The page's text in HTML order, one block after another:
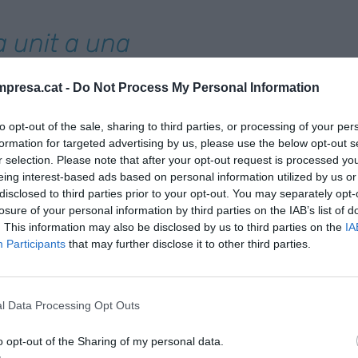
- Do Not Process My Personal Information
opt-out of the sale, sharing to third parties, or processing of your
for targeted advertising by us, please use the below opt-out
selection. Please note that after your opt-out request is processed
interest-based ads based on personal information utilized by us
to third parties prior to your opt-out. You may separately
of your personal information by third parties on the IAB’s list of
This information may also be disclosed by us to third parties on the
Participants that may further disclose it to other third parties.
Data Processing Opt Outs
opt-out of the Sharing of my personal data.
unit a una
europees
artificial
, presentada per laComissió Europeael mes
debat entre els responsables polítics, la
I l'auge de certes tècniques i conceptes
(GPAI) i la IA generativa (per exemple,
a la discussió.
de startups i d'intel·ligència artificial d'Europa
als responsables polítics els elements